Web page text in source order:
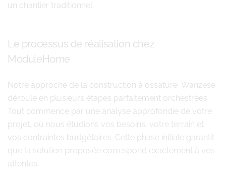
un chantier traditionnel.
Le processus de réalisation chez
ModuleHome
Notre approche de la construction à ossature Wanzese
déroule en plusieurs étapes parfaitement orchestrées.
Tout commence par une analyse approfondie de votre
projet, où nous étudions vos besoins, votre terrain et
vos contraintes budgétaires. Cette phase initiale garantit
que la solution proposée correspond exactement à vos
attentes.